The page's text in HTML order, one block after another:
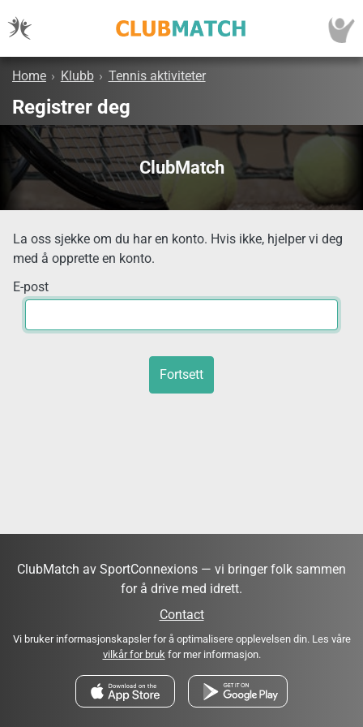
Home › Klubb › Tennis aktiviteter
Registrer deg
ClubMatch
La oss sjekke om du har en konto. Hvis ikke, hjelper vi deg
med å opprette en konto.
E-post
Fortsett
ClubMatch av SportConnexions — vi bringer folk sammen
for å drive med idrett.
Contact
Vi bruker informasjonskapsler for å optimalisere opplevelsen din. Les våre
vilkår for brukfor mer informasjon.